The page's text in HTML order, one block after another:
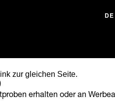
DE
zur gleichen Seite.
erhalten oder an